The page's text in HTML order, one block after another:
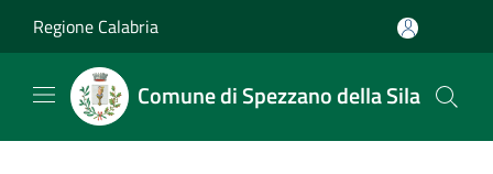
Regione Calabria
Comune di Spezzano della Sila